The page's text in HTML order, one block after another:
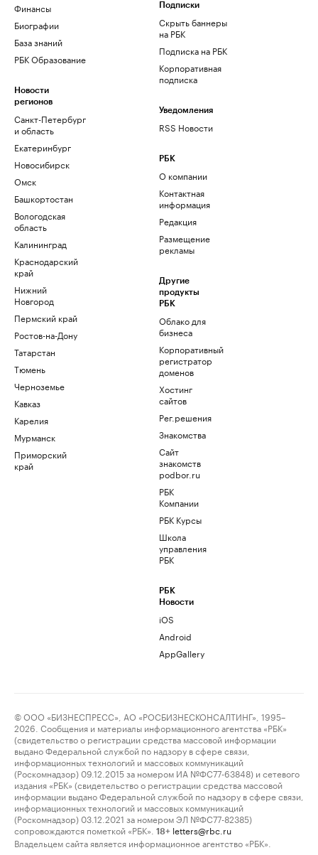
Финансы
Биографии
База знаний
РБК Образование
Новости
регионов
Санкт-Петербург
и область
Екатеринбург
Новосибирск
Омск
Башкортостан
Вологодская
область
Калининград
Краснодарский
край
Нижний
Новгород
Пермский край
Ростов-на-Дону
Татарстан
Тюмень
Черноземье
Кавказ
Карелия
Мурманск
Приморский
край
Подписки
Скрыть баннеры
на РБК
Подписка на РБК
Корпоративная
подписка
Уведомления
RSS Новости
РБК
О компании
Контактная
информация
Редакция
Размещение
рекламы
Другие
продукты
РБК
Облако для
бизнеса
Корпоративный
регистратор
доменов
Хостинг
сайтов
Рег.решения
Знакомства
Сайт
знакомств
podbor.ru
РБК
Компании
РБК Курсы
Школа
управления
РБК
РБК
Новости
iOS
Android
AppGallery
© ООО «БИЗНЕСПРЕСС», АО «РОСБИЗНЕСКОНСАЛТИНГ», 1995–
2026. Сообщения и материалы информационного агентства «РБК»
(свидетельство о регистрации средства массовой информации
выдано Федеральной службой по надзору в сфере связи,
информационных технологий и массовых коммуникаций
(Роскомнадзор) 09.12.2015 за номером ИА №ФС77-63848) и сетевого
издания «РБК» (свидетельство о регистрации средства массовой
информации выдано Федеральной службой по надзору в сфере связи,
информационных технологий и массовых коммуникаций
(Роскомнадзор) 03.12.2021 за номером ЭЛ №ФС77-82385)
сопровождаются пометкой «РБК».
18+ letters@rbc.ru
Владельцем сайта является информационное агентство «РБК».